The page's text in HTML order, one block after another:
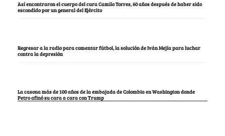
Así encontraron el cuerpo del cura Camilo Torres, 60 años después de haber sido
escondido por un general del Ejército
Regresar a la radio para comentar fútbol, la solución de Iván Mejía para luchar
contra la depresión
La casona más de 100 años de la embajada de Colombia en Washington donde
Petro afinó su cara a cara con Trump